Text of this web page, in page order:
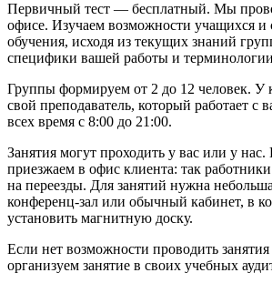
Первичный тест — бесплатный. Мы
офисе. Изучаем возможности учащихся и
обучения, исходя из текущих знаний
специфики вашей работы и
Группы формируем от 2 до 12 человек.
свой преподаватель, который работает с
всех время с 8:00 до 21:00.
Занятия могут проходить у вас или у
приезжаем в офис клиента: так
на переезды. Для занятий нужна
конференц-зал или обычный кабинет, в
установить магнитную доску.
Если нет возможности проводить
организуем занятие в своих учебных